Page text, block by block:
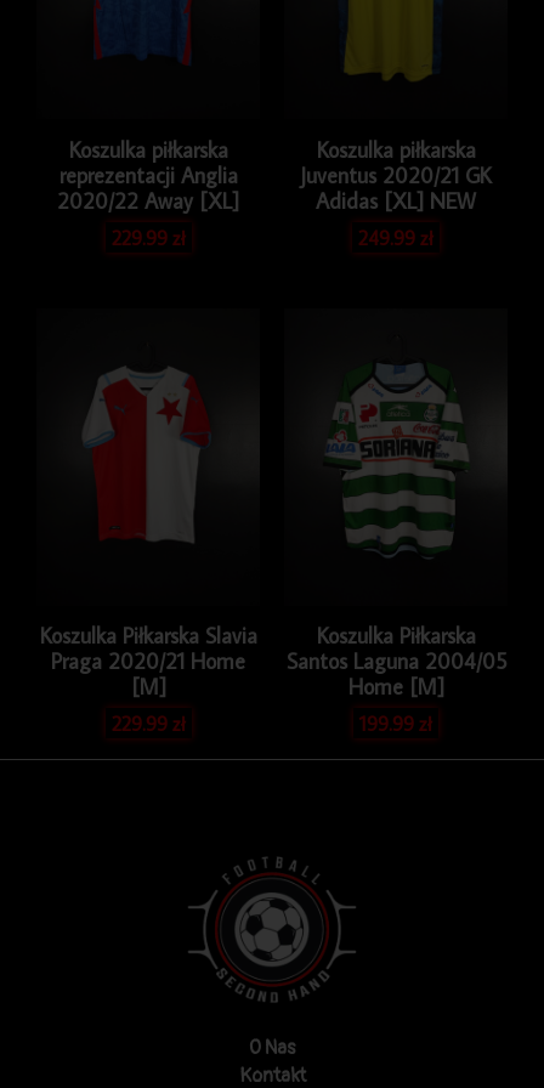
Koszulka piłkarska
reprezentacji Anglia
2020/22 Away [XL]
229.99zł
Koszulka piłkarska
Juventus 2020/21 GK
Adidas [XL] NEW
249.99zł
Koszulka Piłkarska Slavia
Praga 2020/21 Home
[M]
229.99zł
Koszulka Piłkarska
Santos Laguna 2004/05
Home [M]
199.99zł
O Nas
Kontakt